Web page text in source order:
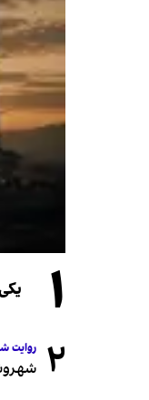
۱
۲ روایت